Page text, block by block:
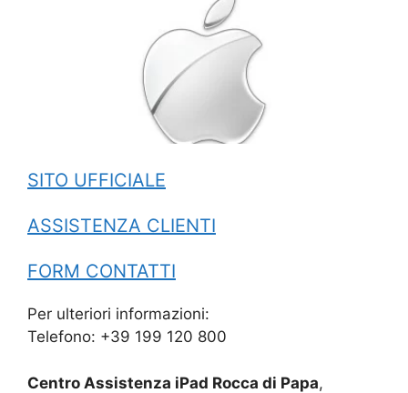
SITO UFFICIALE
ASSISTENZA CLIENTI
FORM CONTATTI
Per ulteriori informazioni:
Telefono: +39 199 120 800
Centro Assistenza iPad Rocca di Papa,